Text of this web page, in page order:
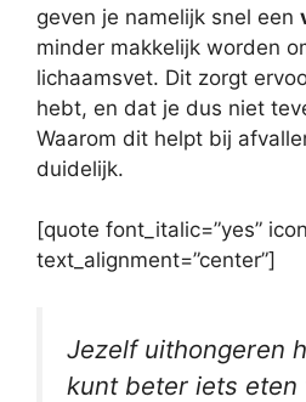
geven je namelijk snel een
minder makkelijk worden
lichaamsvet. Dit zorgt
hebt, en dat je dus niet
Waarom dit helpt bij
duidelijk.
[quote font_italic=”yes”
text_alignment=”center”]
Jezelf uithongeren
kunt beter iets eten